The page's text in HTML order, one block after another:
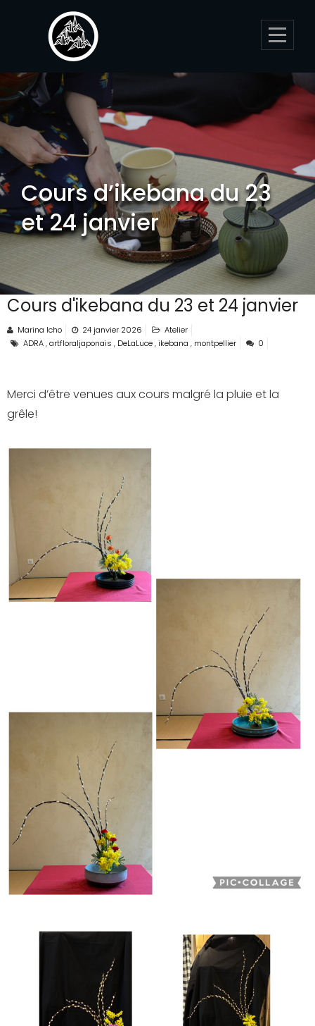
Cours d’ikebana du 23
et 24 janvier
Cours d'ikebana du 23 et 24 janvier
Marina Icho 24 janvier 2026
Atelier
ADRA,artfloraljaponais , DeLaLuce,ikebana , montpellier 0
Merci d’être venues aux cours malgré la pluie et la
grêle!